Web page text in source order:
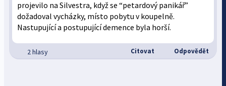
projevilo na Silvestra, když se “petardový panikář”
dožadoval vycházky, místo pobytu v koupelně.
Nastupující a postupující demence byla horší.
2 hlasy Citovat Odpovědět